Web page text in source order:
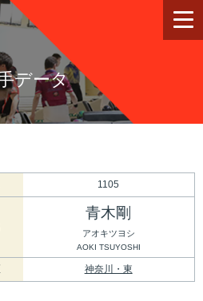
データ
1105
青木剛
アオキツヨシ
AOKI TSUYOSHI
神奈川・東